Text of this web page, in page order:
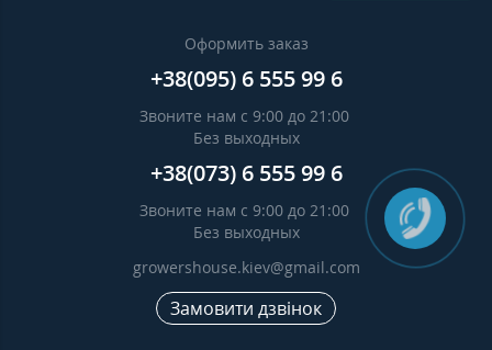
Оформить заказ
+38(095) 6 555 99 6
Звоните нам с 9:00 до 21:00
Без выходных
+38(073) 6 555 99 6
Звоните нам с 9:00 до 21:00
Без выходных
growershouse.kiev@gmail.com
Замовити дзвінок